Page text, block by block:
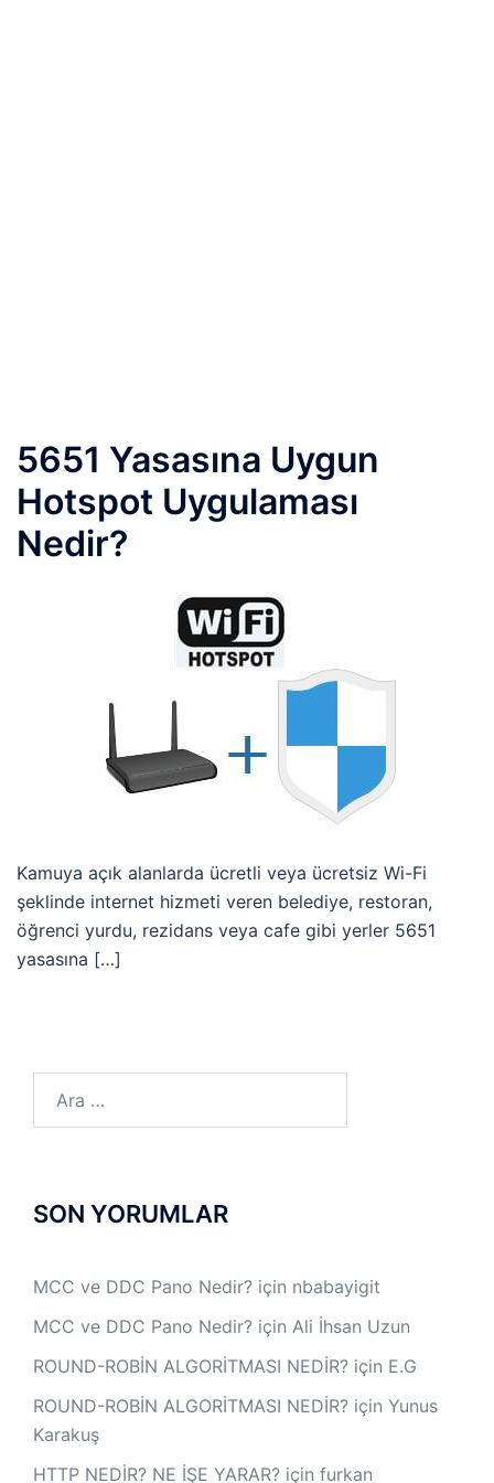
5651 Yasasına Uygun
Hotspot Uygulaması
Nedir?
Kamuya açık alanlarda ücretli veya ücretsiz Wi-Fi
şeklinde internet hizmeti veren belediye, restoran,
öğrenci yurdu, rezidans veya cafe gibi yerler 5651
yasasına […]
SON YORUMLAR
MCC ve DDC Pano Nedir? için nbabayigit
MCC ve DDC Pano Nedir? için Ali İhsan Uzun
ROUND-ROBİN ALGORİTMASI NEDİR? için E.G
ROUND-ROBİN ALGORİTMASI NEDİR? için Yunus
Karakuş
HTTP NEDİR? NE İŞE YARAR? için furkan